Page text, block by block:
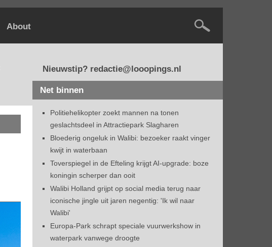
About
Nieuwstip? redactie@looopings.nl
Net binnen
Politiehelikopter zoekt mannen na tonen
geslachtsdeel in Attractiepark Slagharen
Bloederig ongeluk in Walibi: bezoeker raakt vinger
kwijt in waterbaan
Toverspiegel in de Efteling krijgt AI-upgrade: boze
koningin scherper dan ooit
Walibi Holland grijpt op social media terug naar
iconische jingle uit jaren negentig: 'Ik wil naar
Walibi'
Europa-Park schrapt speciale vuurwerkshow in
waterpark vanwege droogte